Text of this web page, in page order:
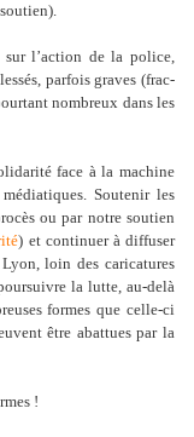
sur l’action de la police,
par­fois graves (frac­
nom­breux dans les
face à la machine
Soutenir les
ou par notre sou­tien
) et conti­nuer à dif­fu­ser
loin des cari­ca­tu­res
la lutte, au-delà
formes que celle-ci
être abat­tues par la
!